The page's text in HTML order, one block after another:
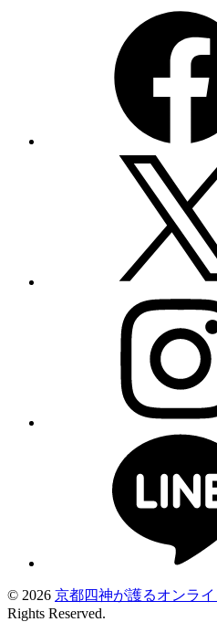
© 2026 京都四神が護るオンラ
Rights Reserved.